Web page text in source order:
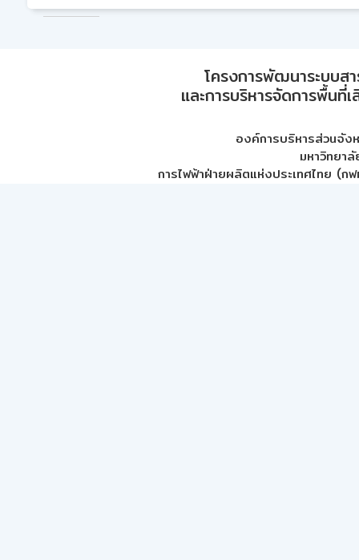
โครงการพัฒนาระบบส
และการบริหารจัดการพื้นที่
องค์การบริหารส่วนจัง
มหาวิทยา
การไฟฟ้าฝ่ายผลิตแห่งประเทศไทย (กฟ